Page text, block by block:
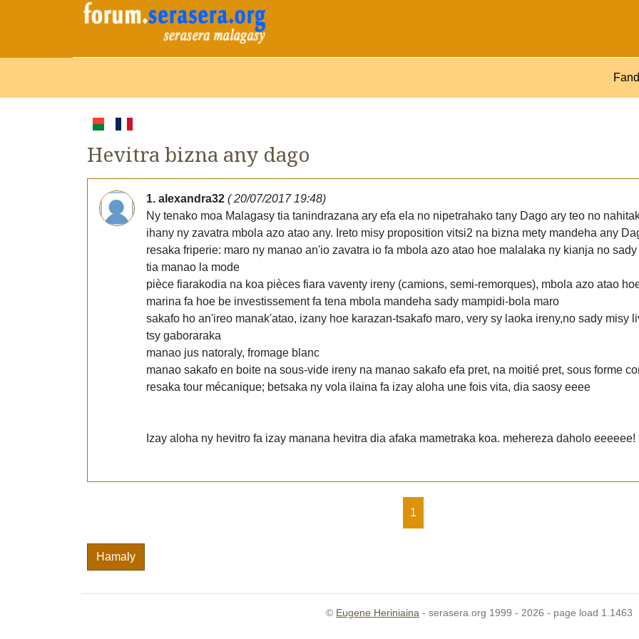
Hevitra bizna any dago
1. alexandra32 ( 20/07/2017 19:48)
Ny tenako moa Malagasy tia tanindrazana ary efa ela no nipetrahako tany Dago ary teo no
ihany ny zavatra mbola azo atao any. Ireto misy proposition vitsi2 na bizna mety mandeha any
resaka friperie: maro ny manao an'io zavatra io fa mbola azo atao hoe malalaka ny kianja no
tia manao la mode
pièce fiarakodia na koa pièces fiara vaventy ireny (camions, semi-remorques), mbola azo atao
marina fa hoe be investissement fa tena mbola mandeha sady mampidi-bola maro
sakafo ho an'ireo manak'atao, izany hoe karazan-tsakafo maro, very sy laoka ireny,no sady misy
tsy gaboraraka
manao jus natoraly, fromage blanc
manao sakafo en boite na sous-vide ireny na manao sakafo efa pret, na moitié pret, sous forme
resaka tour mécanique; betsaka ny vola ilaina fa izay aloha une fois vita, dia saosy eeee
Izay aloha ny hevitro fa izay manana hevitra dia afaka mametraka koa. mehereza daholo eeeeee!
1
Hamaly
© Eugene Heriniaina - serasera.org 1999 - 2026 - page load 1.1463